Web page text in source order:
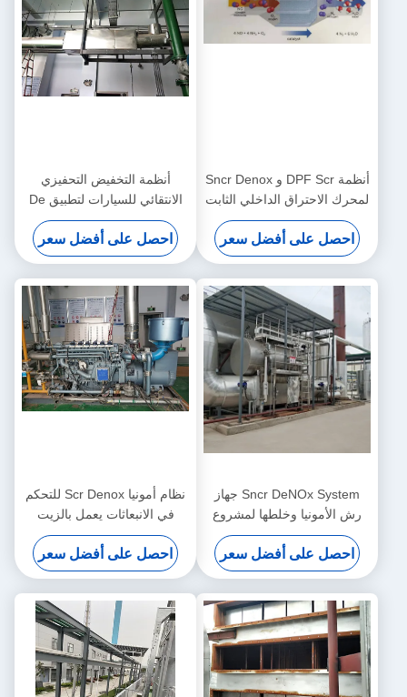
أنظمة DPF Scr و Sncr Denox
لمحرك الاحتراق الداخلي الثابت
CHP CCHP
احصل على أفضل سعر
أنظمة التخفيض التحفيزي
الانتقائي للسيارات لتطبيق De
Nox
احصل على أفضل سعر
Sncr DeNOx System جهاز
رش الأمونيا وخلطها لمشروع
نزع النيتروجين SCR
احصل على أفضل سعر
نظام أمونيا Scr Denox للتحكم
في الانبعاثات يعمل بالزيت
يعمل بالغاز
احصل على أفضل سعر